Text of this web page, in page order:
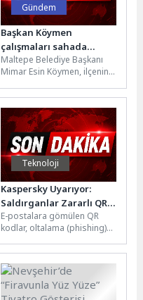
Gündem
Başkan Köymen
çalışmaları sahada
yönlendirdi
Maltepe Belediye Başkanı
Mimar Esin Köymen, ilçenin
eden yatırım ve hizmet...
Teknoloji
Kaspersky Uyarıyor:
Saldırganlar Zararlı QR
Kodları Metin
Sembolleriyle
Oluşturuyor
E-postalara gömülen QR
kodlar, oltalama (phishing)
faaliyetlerinde uzun süredir
kullanılan bir yöntem.
Nitekim...